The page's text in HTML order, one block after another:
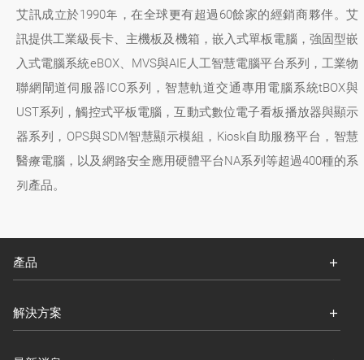
艾訊成立於1990年，在全球更有超過60餘家的經銷商夥伴。艾
訊提供工業級長卡、主機板及機箱，嵌入式單板電腦，強固型嵌
入式電腦系統eBOX、MVS與AIE人工智慧電腦平台系列，工業物
聯網閘道伺服器ICO系列，智慧軌道交通專用電腦系統tBOX與
UST系列，觸控式平板電腦，互動式數位電子看板播放器與顯示
器系列，OPS與SDM智慧顯示模組，Kiosk自助服務平台，智慧
醫療電腦，以及網路安全應用硬體平台NA系列等超過400種的系
列產品。
產品
解決方案